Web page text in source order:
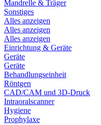
Mandrelle & Träger
Sonstiges
Alles anzeigen
Alles anzeigen
Alles anzeigen
Einrichtung & Geräte
Geräte
Geräte
Behandlungseinheit
Röntgen
CAD/CAM und 3D-Druck
Intraoralscanner
Hygiene
Prophylaxe